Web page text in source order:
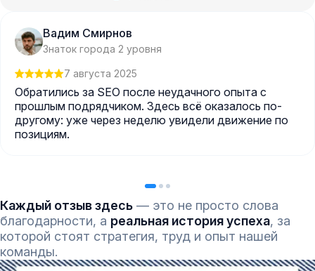
Вадим Смирнов
Знаток города 2 уровня
7 августа 2025
Обратились за SEO после неудачного опыта с
прошлым подрядчиком. Здесь всё оказалось по-
другому: уже через неделю увидели движение по
позициям.
Каждый отзыв здесь — это не просто слова
благодарности, а реальная история успеха, за
которой стоят стратегия, труд и опыт нашей
команды.